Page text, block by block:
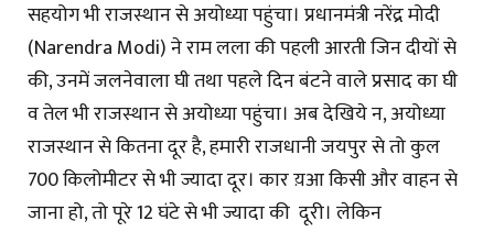
सहयोग भी राजस्थान से अयोध्या पहुंचा। प्रधानमंत्री नरेंद्र मोदी
(Narendra Modi) ने राम लला की पहली आरती जिन दीयों से
की, उनमें जलनेवाला घी तथा पहले दिन बंटने वाले प्रसाद का घी
व तेल भी राजस्थान से अयोध्या पहुंचा। अब देखिये न, अयोध्या
राजस्थान से कितना दूर है, हमारी राजधानी जयपुर से तो कुल
700 किलोमीटर से भी ज्यादा दूर। कार य़आ किसी और वाहन से
जाना हो, तो पूरे 12 घंटे से भी ज्यादा की दूरी। लेकिन